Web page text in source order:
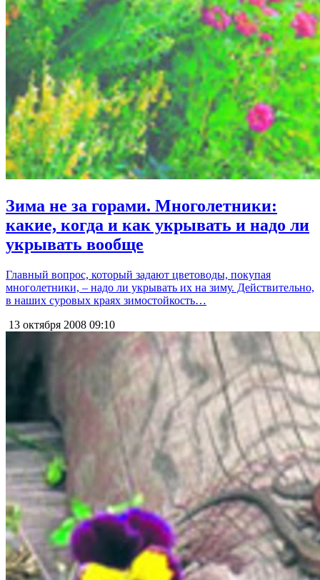
Зима не за горами. Многолетники:
какие, когда и как укрывать и надо ли
укрывать вообще
Главный вопрос, который задают цветоводы, покупая
многолетники, – надо ли укрывать их на зиму. Действительно,
в наших суровых краях зимостойкость…
13 октября 2008 09:10